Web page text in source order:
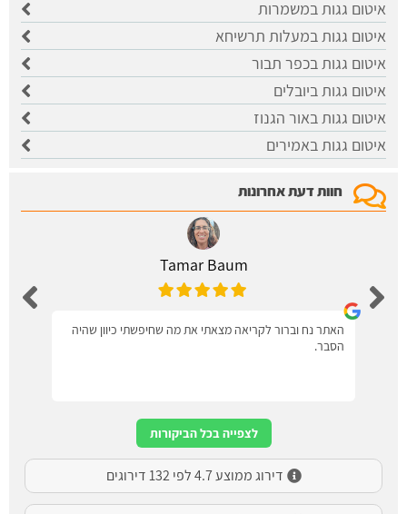
איטום גגות במשמרות
איטום גגות במעלות תרשיחא
איטום גגות בכפר תבור
איטום גגות ביובלים
איטום גגות באור הגנוז
איטום גגות באמירים
חוות דעת אחרונות
Tamar Baum
האתר נח וברור לקריאה מצאתי את מה שחיפשתי כיוון שהיה
הסבר.
לצפייה בכל הביקורות
דירוג ממוצע 4.7 לפי 132 דירוגים